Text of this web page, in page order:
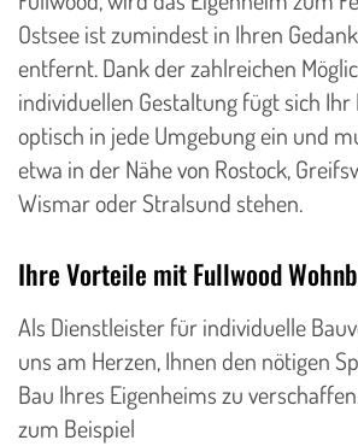
Ostsee ist zumindest in Ihren
entfernt. Dank der zahlreichen
individuellen Gestaltung fügt sich Ihr
optisch in jede Umgebung ein und
etwa in der Nähe von Rostock,
Wismar oder Stralsund stehen.
Ihre Vorteile mit Fullwood
Als Dienstleister für individuelle
uns am Herzen, Ihnen den nötigen
Bau Ihres Eigenheims zu
zum Beispiel